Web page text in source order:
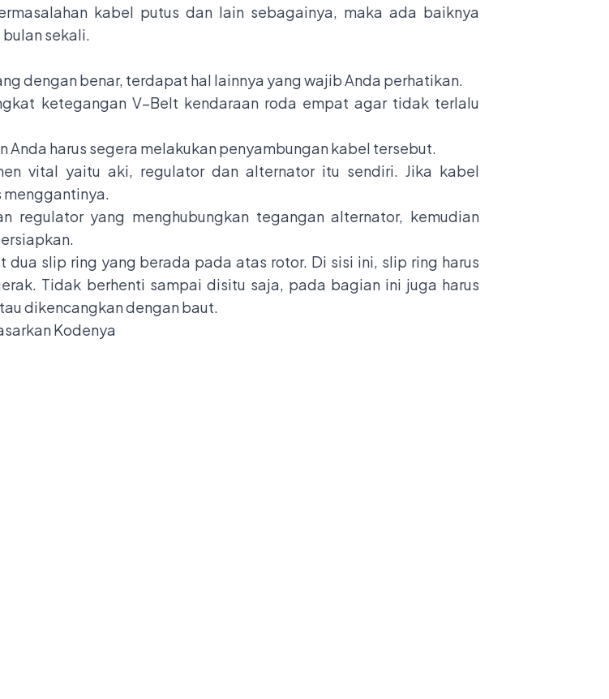
kabel putus dan lain sebagainya, maka ada baiknya
sekali.
dengan benar, terdapat hal lainnya yang wajib Anda perhatikan.
ketegangan V–Belt kendaraan roda empat agar tidak terlalu
harus segera melakukan penyambungan kabel tersebut.
vital yaitu aki, regulator dan alternator itu sendiri. Jika kabel
menggantinya.
regulator yang menghubungkan tegangan alternator, kemudian
slip ring yang berada pada atas rotor. Di sisi ini, slip ring harus
Tidak berhenti sampai disitu saja, pada bagian ini juga harus
dikencangkan dengan baut.
Kodenya